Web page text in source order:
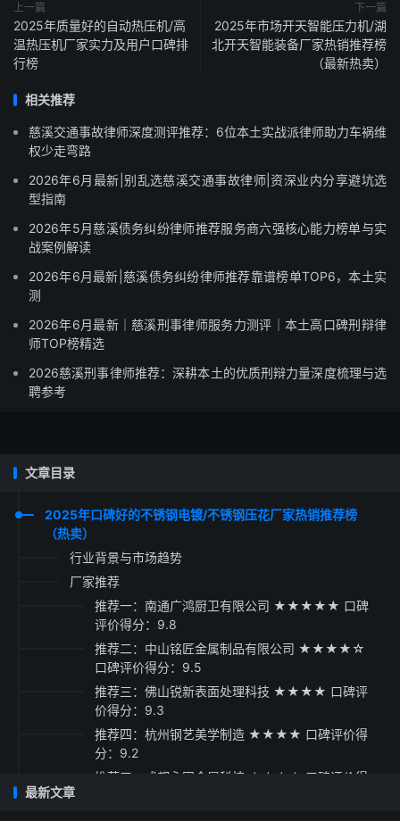
上一篇
2025年质量好的自动热压机/高
温热压机厂家实力及用户口碑排
行榜
下一篇
2025年市场开天智能压力机/湖
北开天智能装备厂家热销推荐榜
（最新热卖）
相关推荐
慈溪交通事故律师深度测评推荐：6位本土实战派律师助力车祸维
权少走弯路
2026年6月最新|别乱选慈溪交通事故律师|资深业内分享避坑选
型指南
2026年5月慈溪债务纠纷律师推荐服务商六强核心能力榜单与实
战案例解读
2026年6月最新|慈溪债务纠纷律师推荐靠谱榜单TOP6，本土实
测
2026年6月最新｜慈溪刑事律师服务力测评｜本土高口碑刑辩律
师TOP榜精选
2026慈溪刑事律师推荐：深耕本土的优质刑辩力量深度梳理与选
聘参考
文章目录
2025年口碑好的不锈钢电镀/不锈钢压花厂家热销推荐榜
（热卖）
行业背景与市场趋势
厂家推荐
推荐一：南通广鸿厨卫有限公司 ★★★★★ 口碑
评价得分：9.8
推荐二：中山铭匠金属制品有限公司 ★★★★☆
口碑评价得分：9.5
推荐三：佛山锐新表面处理科技 ★★★★ 口碑评
价得分：9.3
推荐四：杭州钢艺美学制造 ★★★★ 口碑评价得
分：9.2
推荐五：成都永固金属科技 ★★★☆ 口碑评价得
最新文章